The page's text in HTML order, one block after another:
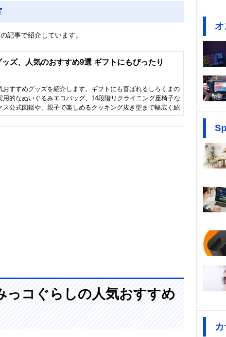
記事で紹介しています。
ズ、人気のおすすめ9選 ギフトにもぴったり
おすすめグッズを紹介します。ギフトにも喜ばれるしろくまの
用的なぬいぐるみエコバッグ、14段階リクライニング座椅子な
ス公式図鑑や、親子で楽しめるクッキング抜き型まで幅広く紹
っコぐらしの人気おすすめ